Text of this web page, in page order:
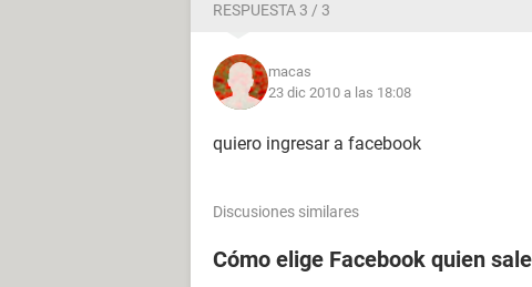
RESPUESTA 3 / 3
macas
23 dic 2010 a las 18:08
quiero ingresar a facebook
Discusiones similares
Cómo elige Facebook quien